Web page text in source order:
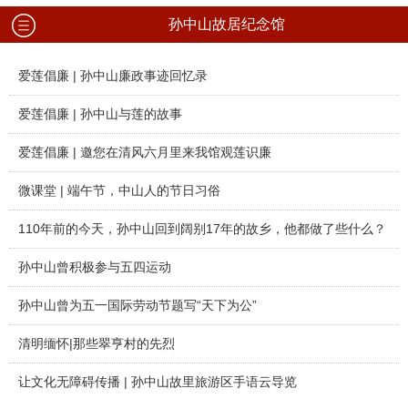
孙中山故居纪念馆
爱莲倡廉 | 孙中山廉政事迹回忆录
爱莲倡廉 | 孙中山与莲的故事
爱莲倡廉 | 邀您在清风六月里来我馆观莲识廉
微课堂 | 端午节，中山人的节日习俗
110年前的今天，孙中山回到阔别17年的故乡，他都做了些什么？
孙中山曾积极参与五四运动
孙中山曾为五一国际劳动节题写“天下为公”
清明缅怀|那些翠亨村的先烈
让文化无障碍传播 | 孙中山故里旅游区手语云导览